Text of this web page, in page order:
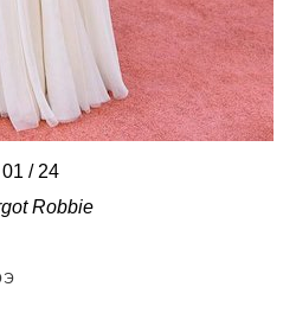
01 / 24
Robbie
/////////
//////////////